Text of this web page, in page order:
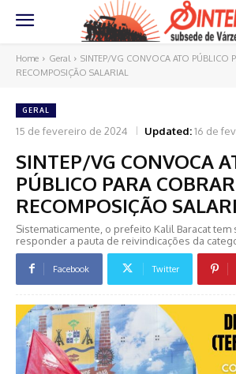
Home Geral
SINTEP/VG CONVOCA ATO PÚBLICO
RECOMPOSIÇÃO SALARIAL
GERAL
15 de fevereiro de 2024 Updated:16 de
SINTEP/VG CONVOCA
PÚBLICO PARA COBRAR
RECOMPOSIÇÃO
Sistematicamente, o prefeito Kalil Baracat tem
responder a pauta de reivindicações da
Facebook Twitter